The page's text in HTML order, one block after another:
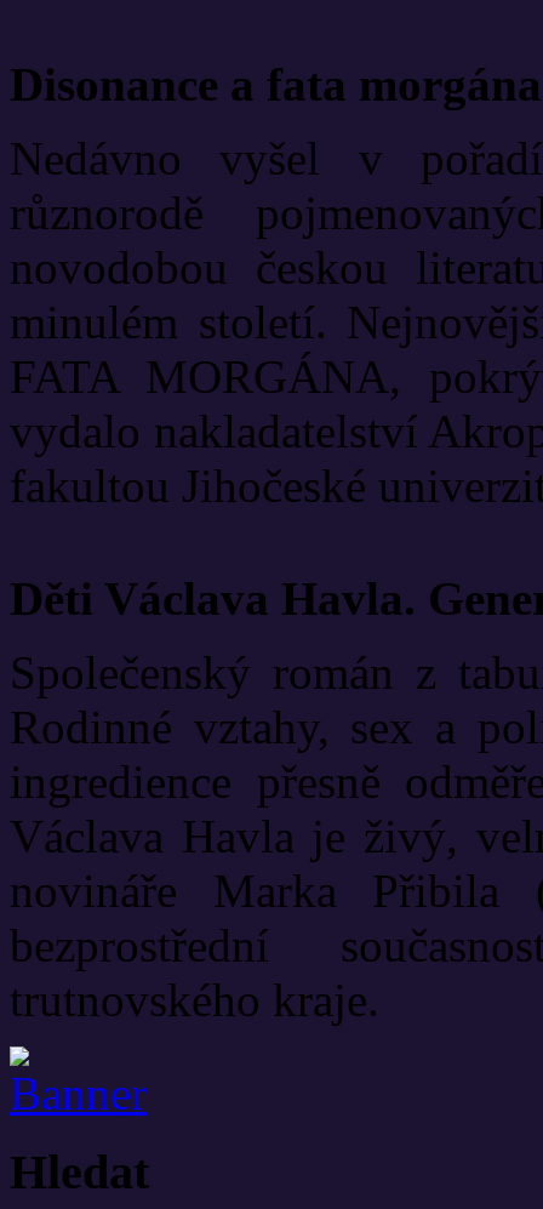
Disonance a fata morgána
Nedávno vyšel v
různorodě
novodobou českou
minulém století.
FATA MORGÁNA,
vydalo nakladatelství
fakultou Jihočeské
Děti Václava Havla.
Společenský román z
Rodinné vztahy, sex a
ingredience přesně
Václava Havla je živý,
novináře Marka Přibila
bezprostřední
trutnovského kraje.
Hledat